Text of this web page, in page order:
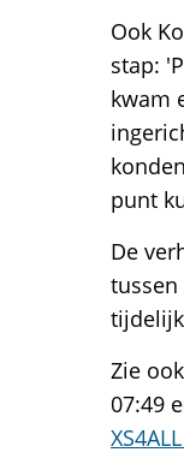
Ook
stap:
kwam
punt
De
tussen
Zie ook
07:49